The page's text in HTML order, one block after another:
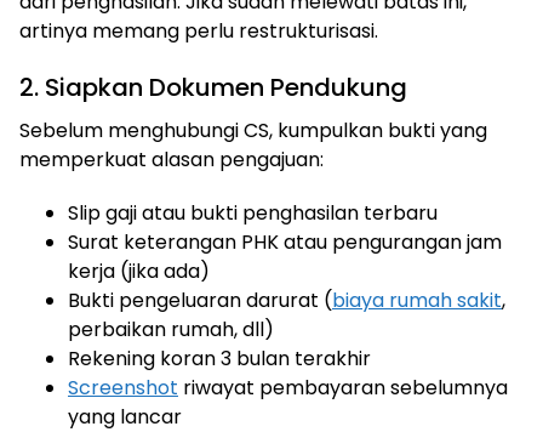
artinya memang perlu restrukturisasi.
2. Siapkan Dokumen Pendukung
Sebelum menghubungi CS, kumpulkan bukti yang
memperkuat alasan pengajuan:
Slip gaji atau bukti penghasilan terbaru
Surat keterangan PHK atau pengurangan jam
kerja (jika ada)
Bukti pengeluaran darurat (biaya rumah sakit,
perbaikan rumah, dll)
Rekening koran 3 bulan terakhir
Screenshot riwayat pembayaran sebelumnya
yang lancar